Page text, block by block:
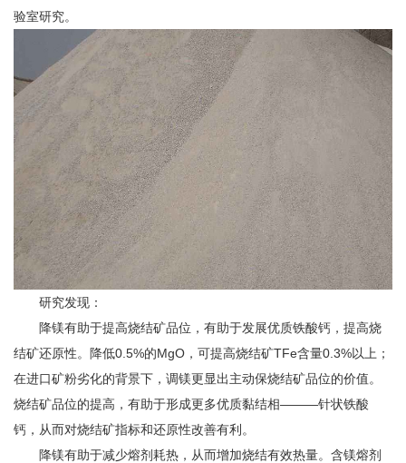
验室研究。
研究发现：
降镁有助于提高烧结矿品位，有助于发展优质铁酸钙，提高烧
结矿还原性。降低0.5%的MgO，可提高烧结矿TFe含量0.3%以上；
在进口矿粉劣化的背景下，调镁更显出主动保烧结矿品位的价值。
烧结矿品位的提高，有助于形成更多优质黏结相———针状铁酸
钙，从而对烧结矿指标和还原性改善有利。
降镁有助于减少熔剂耗热，从而增加烧结有效热量。含镁熔剂